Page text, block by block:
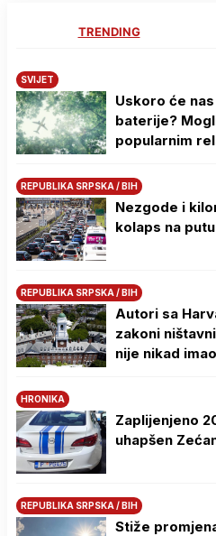
TRENDING
SVIJET
Uskoro će
baterije?
popularnim
REPUBLIKA SRPSKA / BIH
Nezgode i
kolaps na
REPUBLIKA SRPSKA / BIH
Autori sa
zakoni
nije nikad
HRONIKA
Zaplijenjeno
uhapšen
REPUBLIKA SRPSKA / BIH
Stiže